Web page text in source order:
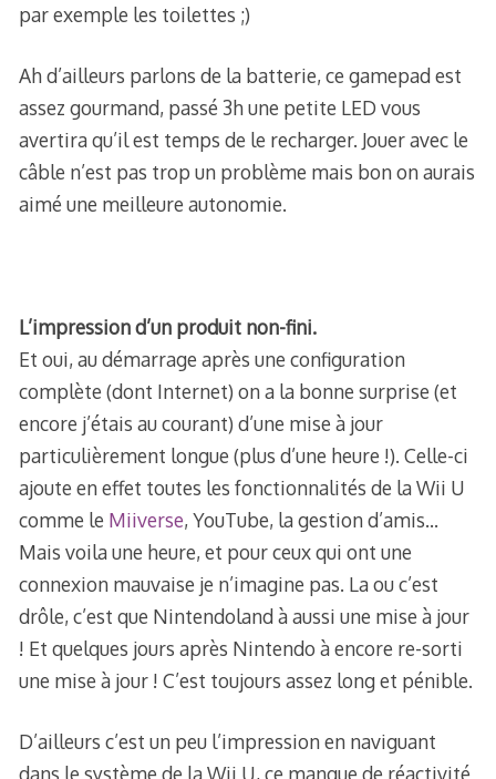
par exemple les toilettes ;)
Ah d’ailleurs parlons de la batterie, ce gamepad est
assez gourmand, passé 3h une petite LED vous
avertira qu’il est temps de le recharger. Jouer avec le
câble n’est pas trop un problème mais bon on aurais
aimé une meilleure autonomie.
L’impression d’un produit non-fini.
Et oui, au démarrage après une configuration
complète (dont Internet) on a la bonne surprise (et
encore j’étais au courant) d’une mise à jour
particulièrement longue (plus d’une heure !). Celle-ci
ajoute en effet toutes les fonctionnalités de la Wii U
comme le Miiverse, YouTube, la gestion d’amis…
Mais voila une heure, et pour ceux qui ont une
connexion mauvaise je n’imagine pas. La ou c’est
drôle, c’est que Nintendoland à aussi une mise à jour
! Et quelques jours après Nintendo à encore re-sorti
une mise à jour ! C’est toujours assez long et pénible.
D’ailleurs c’est un peu l’impression en naviguant
dans le système de la Wii U, ce manque de réactivité